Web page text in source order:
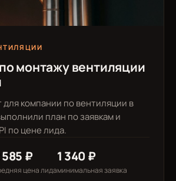
монтажу вентиляции
для компании по вентиляции в
план по заявкам и
по цене лида.
585 ₽
цена лида
1 340 ₽
минимальная заявка